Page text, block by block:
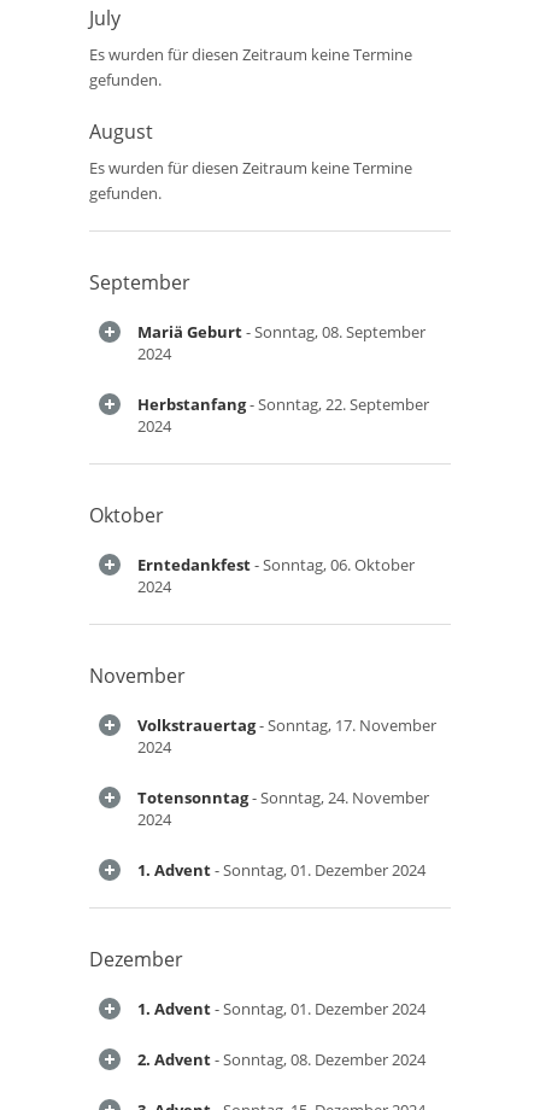
July
Es wurden für diesen Zeitraum keine Termine
gefunden.
August
Es wurden für diesen Zeitraum keine Termine
gefunden.
September
Mariä Geburt- Sonntag, 08. September
2024
Herbstanfang- Sonntag, 22. September
2024
Oktober
Erntedankfest- Sonntag, 06. Oktober
2024
November
Volkstrauertag- Sonntag, 17. November
2024
Totensonntag- Sonntag, 24. November
2024
1. Advent- Sonntag, 01. Dezember 2024
Dezember
1. Advent- Sonntag, 01. Dezember 2024
2. Advent- Sonntag, 08. Dezember 2024